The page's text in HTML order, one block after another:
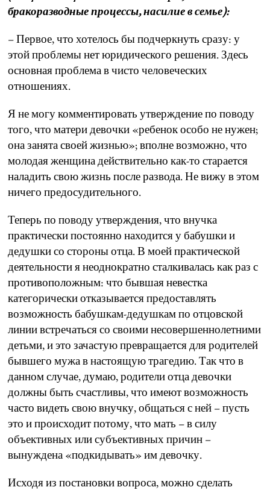
бракоразводные процессы, насилие в семье):
– Первое, что хотелось бы подчеркнуть сразу: у
этой проблемы нет юридического решения. Здесь
основная проблема в чисто человеческих
отношениях.
Я не могу комментировать утверждение по поводу
того, что матери девочки «ребенок особо не нужен;
она занята своей жизнью»; вполне возможно, что
молодая женщина действительно как-то старается
наладить свою жизнь после развода. Не вижу в этом
ничего предосудительного.
Теперь по поводу утверждения, что внучка
практически постоянно находится у бабушки и
дедушки со стороны отца. В моей практической
деятельности я неоднократно сталкивалась как раз с
противоположным: что бывшая невестка
категорически отказывается предоставлять
возможность бабушкам-дедушкам по отцовской
линии встречаться со своими несовершеннолетними
детьми, и это зачастую превращается для родителей
бывшего мужа в настоящую трагедию. Так что в
данном случае, думаю, родители отца девочки
должны быть счастливы, что имеют возможность
часто видеть свою внучку, общаться с ней – пусть
это и происходит потому, что мать – в силу
объективных или субъективных причин –
вынуждена «подкидывать» им девочку.
Исходя из постановки вопроса, можно сделать